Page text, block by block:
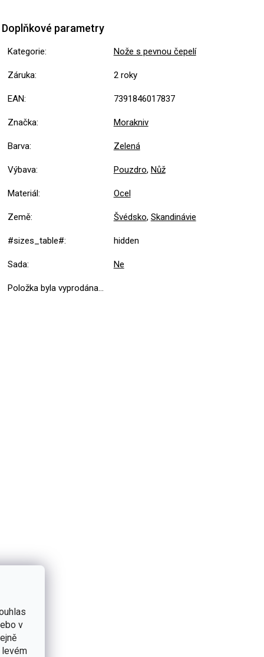
v
levém
Doplňkové parametry
Kategorie: Nože s pevnou čepelí
Záruka: 2 roky
EAN: 7391846017837
Značka: Morakniv
Barva: Zelená
Výbava: Pouzdro, Nůž
Materiál: Ocel
Země: Švédsko, Skandinávie
#sizes_table#: hidden
Sada: Ne
Položka byla vyprodána…